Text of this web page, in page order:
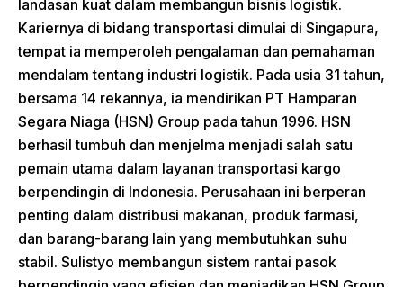
landasan kuat dalam membangun bisnis logistik.
Kariernya di bidang transportasi dimulai di Singapura,
tempat ia memperoleh pengalaman dan pemahaman
mendalam tentang industri logistik. Pada usia 31 tahun,
bersama 14 rekannya, ia mendirikan PT Hamparan
Segara Niaga (HSN) Group pada tahun 1996. HSN
berhasil tumbuh dan menjelma menjadi salah satu
pemain utama dalam layanan transportasi kargo
berpendingin di Indonesia. Perusahaan ini berperan
penting dalam distribusi makanan, produk farmasi,
dan barang-barang lain yang membutuhkan suhu
stabil. Sulistyo membangun sistem rantai pasok